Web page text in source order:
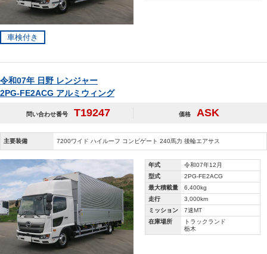
車検付き
令和07年 日野 レンジャー
2PG-FE2ACG アルミウィング
問い合わせ番号 T19247 価格 ASK
主要装備 7200ワイド ハイルーフ コンビゲート 240馬力 後輪エアサス
年式
令和07年12月
型式
2PG-FE2ACG
最大積載量
6,400kg
走行
3,000km
ミッション
7速MT
在庫場所
トラックランド
栃木